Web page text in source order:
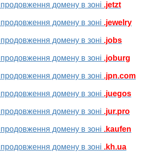
продовження домену в зоні .jetzt
продовження домену в зоні .jewelry
продовження домену в зоні .jobs
продовження домену в зоні .joburg
продовження домену в зоні .jpn.com
продовження домену в зоні .juegos
продовження домену в зоні .jur.pro
продовження домену в зоні .kaufen
продовження домену в зоні .kh.ua